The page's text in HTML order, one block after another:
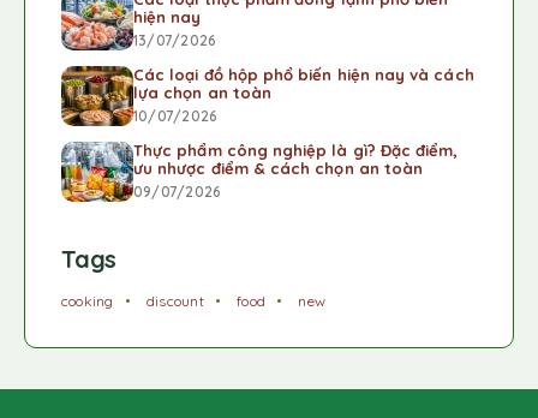
hiện nay
13/07/2026
Các loại đồ hộp phổ biến hiện nay và cách
lựa chọn an toàn
10/07/2026
Thực phẩm công nghiệp là gì? Đặc điểm,
ưu nhược điểm & cách chọn an toàn
09/07/2026
Tags
cooking discount food new